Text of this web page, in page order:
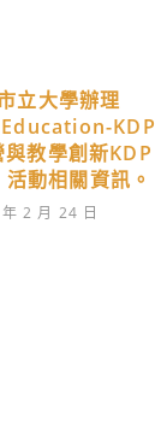
立大學辦理
Education-KDP
教學創新KDP
動相關資訊。
2 月 24 日